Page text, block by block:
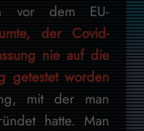
vor dem EU-
der Covid-
nie auf die
getestet worden
mit der man
hatte. Man